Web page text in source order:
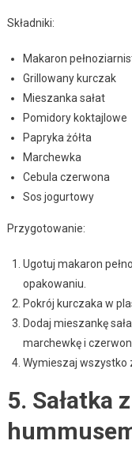
Składniki:
Makaron
Grillowany kurczak
Mieszanka sałat
Pomidory koktajlowe
Papryka żółta
Marchewka
Cebula czerwona
Sos jogurtowy
Przygotowanie:
Ugotuj makaron
opakowaniu.
Pokrój kurczaka w
Dodaj mieszankę
marchewkę i
Wymieszaj wszystko
5. Sałatka